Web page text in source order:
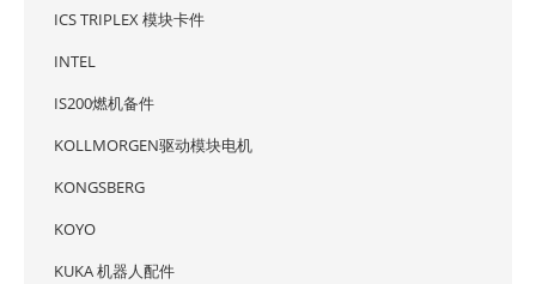
ICS TRIPLEX 模块卡件
INTEL
IS200燃机备件
KOLLMORGEN驱动模块电机
KONGSBERG
KOYO
KUKA 机器人配件